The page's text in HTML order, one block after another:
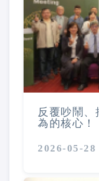
反覆吵鬧、
為的核心！
2026-05-28